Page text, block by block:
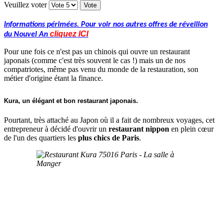
Veuillez voter
Informations périmées. Pour voir nos autres offres de réveillon
du Nouvel An cliquez ICI
Pour une fois ce n'est pas un chinois qui ouvre un restaurant
japonais (comme c'est très souvent le cas !) mais un de nos
compatriotes, même pas venu du monde de la restauration, son
métier d'origine étant la finance.
Kura, un élégant et bon restaurant japonais.
Pourtant, très attaché au Japon où il a fait de nombreux voyages, cet
entrepreneur à décidé d'ouvrir un restaurant nippon en plein cœur
de l'un des quartiers les plus chics de Paris.